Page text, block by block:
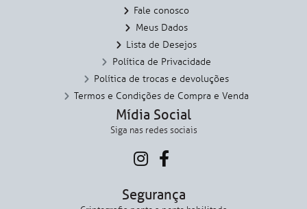
Fale conosco
Meus Dados
Lista de Desejos
Política de Privacidade
Política de trocas e devoluções
Termos e Condições de Compra e Venda
Mídia Social
Siga nas redes sociais
Segurança